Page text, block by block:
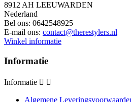
8912 AH LEEUWARDEN
Nederland
Bel ons: 0642548925
E-mail ons: contact@therestylers.nl
Winkel informatie
Informatie
Informatie  
Algemene